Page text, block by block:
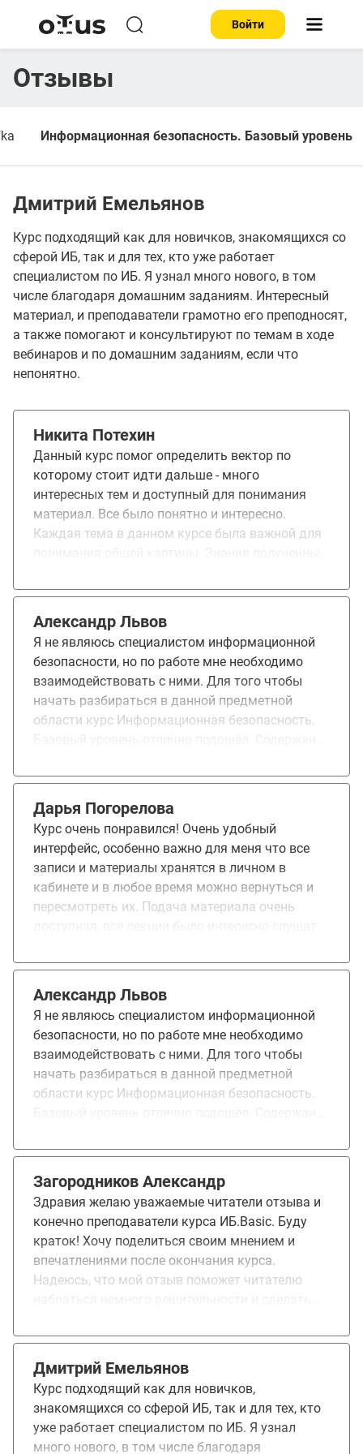
Войти
Отзывы
Информационная безопасность. Базовый уровень
Дмитрий Емельянов
Курс подходящий как для новичков, знакомящихся со
сферой ИБ, так и для тех, кто уже работает
специалистом по ИБ. Я узнал много нового, в том
числе благодаря домашним заданиям. Интересный
материал, и преподаватели грамотно его преподносят,
а также помогают и консультируют по темам в ходе
вебинаров и по домашним заданиям, если что
непонятно.
Никита Потехин
Данный курс помог определить вектор по
которому стоит идти дальше - много
интересных тем и доступный для понимания
материал. Все было понятно и интересно.
Каждая тема в данном курсе была важной для
сфере. Курс рекомендую
Александр Львов
Я не являюсь специалистом информационной
безопасности, но по работе мне необходимо
взаимодействовать с ними. Для того чтобы
начать разбираться в данной предметной
области курс Информационная безопасность.
языком и без лишней "воды". Понравилась
практических шагов. Чувствуется, что
преподаватели хорошо разбираются в теме и
умеют объяснять сложное простыми словами.
Особенно полезны были примеры из реальной
жизни и акцент на самых актуальных угрозах.
Рекомендую всем, кто хочет начать
Дарья Погорелова
Курс очень понравился! Очень удобный
интерфейс, особенно важно для меня что все
записи и материалы хранятся в личном в
кабинете и в любое время можно вернуться и
пересмотреть их. Подача материала очень
связь комьюнити менеджеров. По любому
Большое спасибо!
Александр Львов
Я не являюсь специалистом информационной
безопасности, но по работе мне необходимо
взаимодействовать с ними. Для того чтобы
начать разбираться в данной предметной
области курс Информационная безопасность.
языком и без лишней "воды". Понравилась
практических шагов. Чувствуется, что
преподаватели хорошо разбираются в теме и
умеют объяснять сложное простыми словами.
Особенно полезны были примеры из реальной
жизни и акцент на самых актуальных угрозах.
Рекомендую всем, кто хочет начать
Загородников Александр
Здравия желаю уважаемые читатели отзыва и
конечно преподаватели курса ИБ.Basic. Буду
краток! Хочу поделиться своим мнением и
впечатлениями после окончания курса.
Надеюсь, что мой отзыв поможет читателю
некая тревожность из-за эффективности
обучения и вообще "получится ли у меня".
Формат онлайн-обучения мной апробирован
впервые и поэтому сразу о достоинствах в
сравнении с очной формой (тем более заочной).
Приятно удивился удобному и интуитивно
Дмитрий Емельянов
Курс подходящий как для новичков,
знакомящихся со сферой ИБ, так и для тех, кто
уже работает специалистом по ИБ. Я узнал
много нового, в том числе благодаря